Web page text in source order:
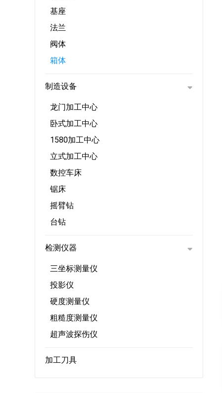
基座
法兰
阀体
箱体
制造设备
龙门加工中心
卧式加工中心
1580加工中心
立式加工中心
数控车床
锯床
摇臂钻
台钻
检测仪器
三坐标测量仪
投影仪
硬度测量仪
粗糙度测量仪
超声波探伤仪
加工刀具